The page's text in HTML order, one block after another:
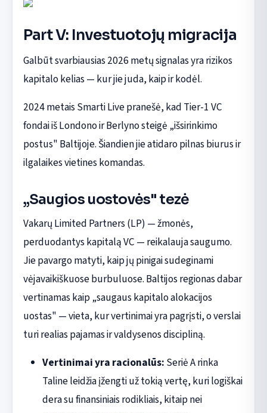
Part V: Investuotojų migracija
Galbūt svarbiausias 2026 metų signalas yra rizikos
kapitalo kelias — kur jie juda, kaip ir kodėl.
2024 metais Smarti Live pranešė, kad Tier-1 VC
fondai iš Londono ir Berlyno steigė „išsirinkimo
postus" Baltijoje. Šiandien jie atidaro pilnas biurus ir
ilgalaikes vietines komandas.
„Saugios uostovės" tezė
Vakarų Limited Partners (LP) — žmonės,
perduodantys kapitalą VC — reikalauja saugumo.
Jie pavargo matyti, kaip jų pinigai sudeginami
vėjavaikiškuose burbuluose. Baltijos regionas dabar
vertinamas kaip „saugaus kapitalo alokacijos
uostas" — vieta, kur vertinimai yra pagrįsti, o verslai
turi realias pajamas ir valdysenos discipliną.
Vertinimai yra racionalūs: Seriė A rinka
Taline leidžia įžengti už tokią vertę, kuri logiškai
dera su finansiniais rodikliais, kitaip nei